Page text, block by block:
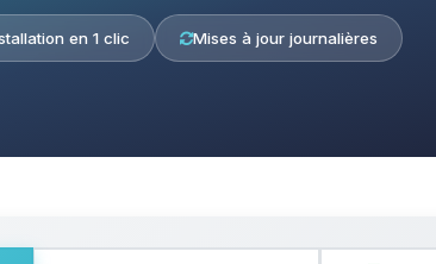
en 1 clic Mises à jour journalières